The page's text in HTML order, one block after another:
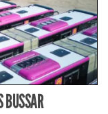
BUSSAR